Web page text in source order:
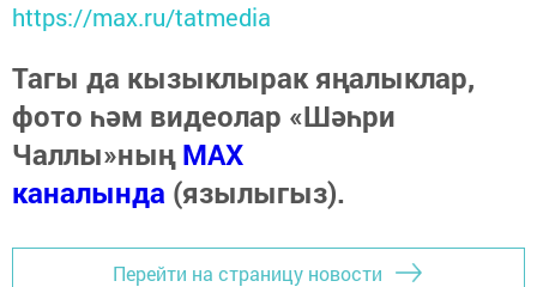
https://max.ru/tatmedia
Тагы да кызыклырак яңалыклар,
фото һәм видеолар «Шәһри
Чаллы»ныңMAX
каналында (язылыгыз).
Перейти на страницу новости